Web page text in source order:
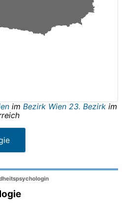
im Bezirk Wien 23. Bezirk im